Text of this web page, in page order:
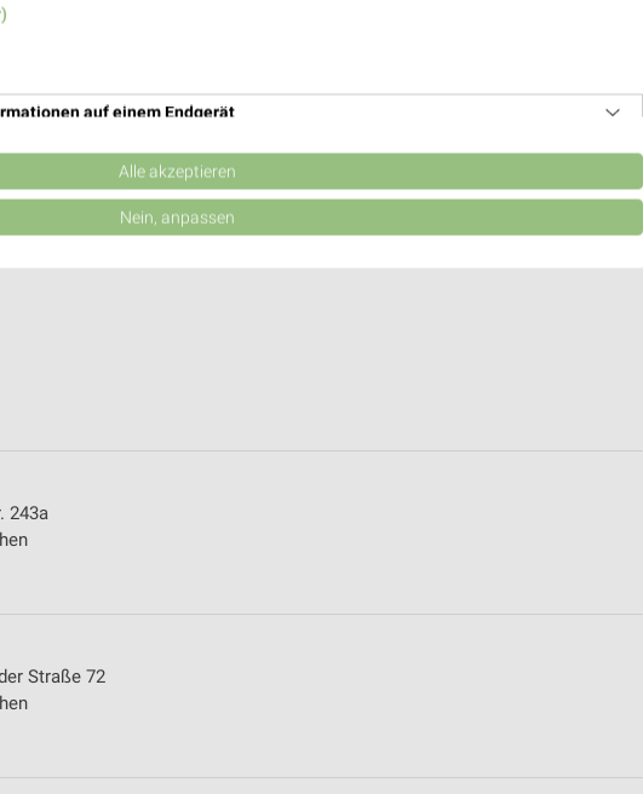
243a
Straße 72
auf einem Endgerät
von Werbeanzeigen
Werbung
oder Kombinationen von Daten aus verschiedenen
Informationen identifizieren
Alle akzeptieren
Nein, anpassen